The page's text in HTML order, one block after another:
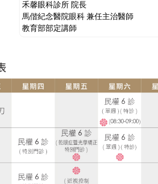
禾馨眼科診所 院長
馬偕紀念醫院眼科 兼任主治醫師
教育部部定講師